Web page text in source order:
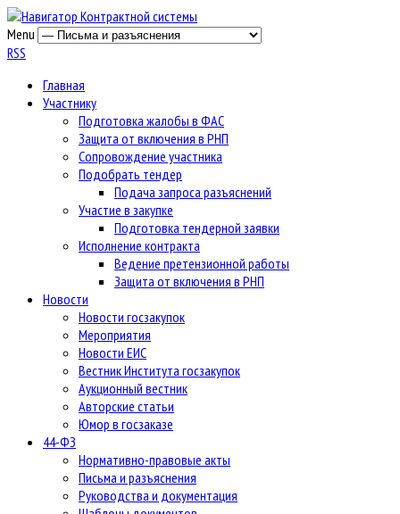
Menu
RSS
Главная
Участнику
Подготовка жалобы в ФАС
Защита от включения в РНП
Сопровождение участника
Подобрать тендер
Подача запроса разъяснений
Участие в закупке
Подготовка тендерной заявки
Исполнение контракта
Ведение претензионной работы
Защита от включения в РНП
Новости
Новости госзакупок
Мероприятия
Новости ЕИС
Вестник Института госзакупок
Аукционный вестник
Авторские статьи
Юмор в госзаказе
44-ФЗ
Нормативно-правовые акты
Письма и разъяснения
Руководства и документация